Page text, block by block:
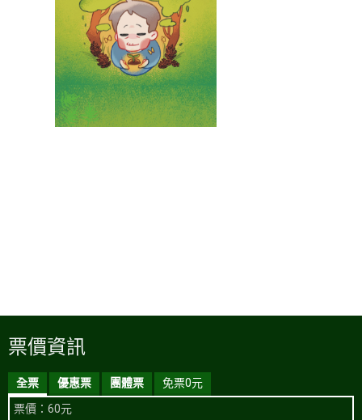
票價資訊
全票 優惠票 團體票
免票0元
票價：60元